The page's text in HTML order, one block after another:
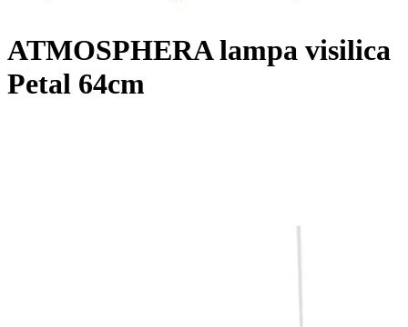
ATMOSPHERA lampa visilica
Petal 64cm